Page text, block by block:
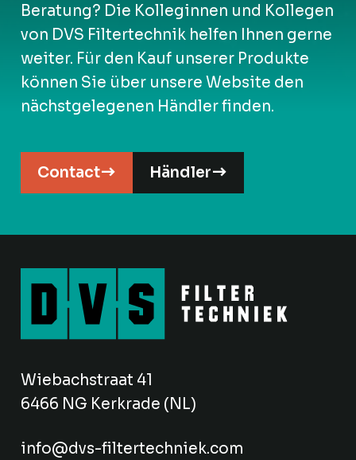
Beratung? Die Kolleginnen und Kollegen
von DVS Filtertechnik helfen Ihnen gerne
weiter. Für den Kauf unserer Produkte
können Sie über unsere Website den
nächstgelegenen Händler finden.
Contact Händler
Wiebachstraat 41
6466 NG Kerkrade (NL)
info@dvs-filtertechniek.com